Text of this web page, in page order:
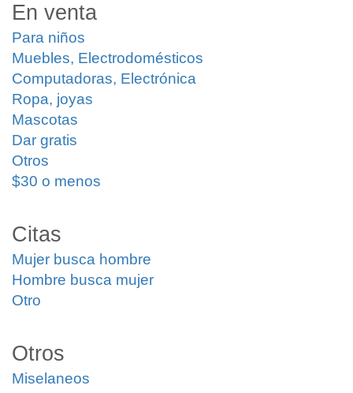
En venta
Para niños
Muebles, Electrodomésticos
Computadoras, Electrónica
Ropa, joyas
Mascotas
Dar gratis
Otros
$30 o menos
Citas
Mujer busca hombre
Hombre busca mujer
Otro
Otros
Miselaneos